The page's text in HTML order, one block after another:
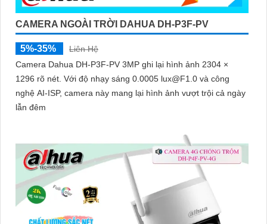
CAMERA NGOÀI TRỜI DAHUA DH-P3F-PV
5%-35%
Liên Hệ
Camera Dahua DH-P3F-PV 3MP ghi lại hình ảnh 2304 ×
1296 rõ nét. Với độ nhạy sáng 0.0005 lux@F1.0 và công
nghệ AI-ISP, camera này mang lại hình ảnh vượt trội cả ngày
lẫn đêm